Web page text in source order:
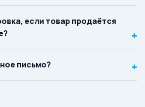
если товар продаётся
+
письмо? +